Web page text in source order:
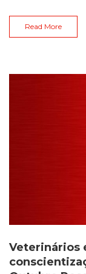
Read More
Veterinários